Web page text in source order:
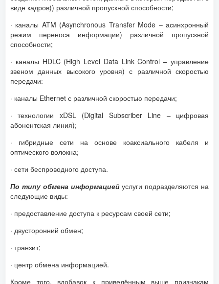
виде кадров)) различной пропускной способности;
· каналы ATM (Asynchronous Transfer Mode – асинхронный
режим переноса информации) различной пропускной
способности;
· каналы HDLC (High Level Data Link Control – управление
звеном данных высокого уровня) с различной скоростью
передачи:
· каналы Ethernet с различной скоростью передачи;
· технологии xDSL (Digital Subscriber Line – цифровая
абонентская линия);
· гибридные сети на основе коаксиального кабеля и
оптического волокна;
· сети беспроводного доступа.
По типу обмена информациейуслуги подразделяются на
следующие виды:
· предоставление доступа к ресурсам своей сети;
· двусторонний обмен;
· транзит;
· центр обмена информацией.
Кроме того, вдобавок к приведённым выше признакам